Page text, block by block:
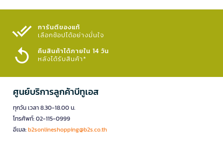
การันตีของแท้
เลือกช้อปได้อย่างมั่นใจ​
คืนสินค้าได้ภายใน 14 วัน
หลังได้รับสินค้า*
ศูนย์บริการลูกค้าบีทูเอส
ทุกวัน เวลา 8.30-18.00 น.
โทรศัพท์: 02-115-0999
อีเมล:b2sonlineshopping@b2s.co.th